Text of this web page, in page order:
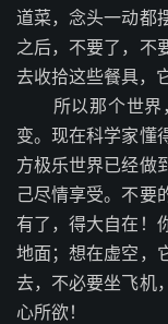
道菜，念头一动都
之后，不要了，不
去收拾这些餐具，
所以那个世界
变。现在科学家懂
方极乐世界已经做
己尽情享受。不要
有了，得大自在！
地面；想在虚空，
去，不必要坐飞机
心所欲！